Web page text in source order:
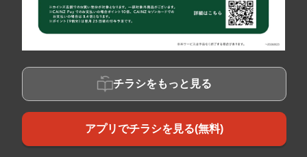
チラシをもっと見る
アプリでチラシを見る(無料)